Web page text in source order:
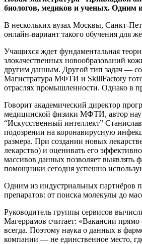
биологов, медиков и ученых. Одним
В нескольких вузах Москвы, Санкт-
онлайн-вариант такого обучения для
Учащихся ждет фундаментальная
злокачественных новообразований
другим данным. Другой тип задач —
Магистратура МФТИ и SkillFactory
отраслях промышленности. Однако в
Говорит академический директор
медицинской физики МФТИ, автор
“Искусственный интеллект”
подозрении на коронавирусную
размера. При создании новых
лекарство) и оценивать его
массивов данных позволяет выявлять
помощники сегодня успешно
Одним из индустриальных партнёров
препаратов: от поиска молекулы до
Руководитель группы сервисов
Магеррамов считает: «Вакансии
всегда. Поэтому наука о данных в
компании — не единственное место,